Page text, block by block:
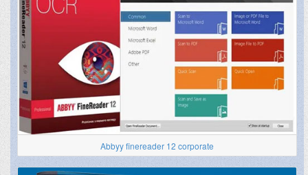
Abbyy finereader 12 corporate